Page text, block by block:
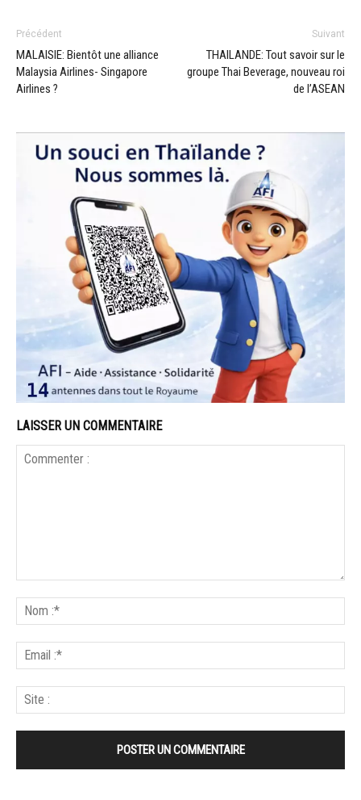
Précédent
MALAISIE: Bientôt une alliance
Malaysia Airlines- Singapore
Airlines ?
Suivant
THAILANDE: Tout savoir sur le
groupe Thai Beverage, nouveau roi
de l’ASEAN
LAISSER UN COMMENTAIRE